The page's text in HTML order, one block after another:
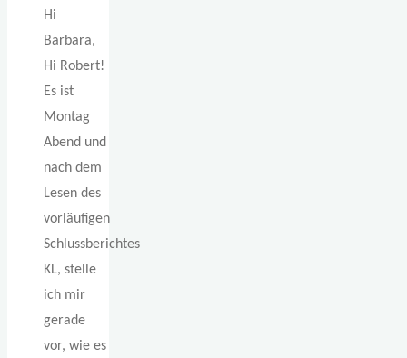
Hi
Barbara,
Hi Robert!
Es ist
Montag
Abend und
nach dem
Lesen des
vorläufigen
Schlussberichtes
KL, stelle
ich mir
gerade
vor, wie es